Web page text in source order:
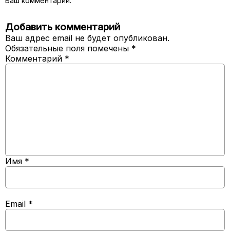
Добавить комментарий
Ваш адрес email не будет опубликован.
Обязательные поля помечены *
Комментарий *
Имя *
Email *